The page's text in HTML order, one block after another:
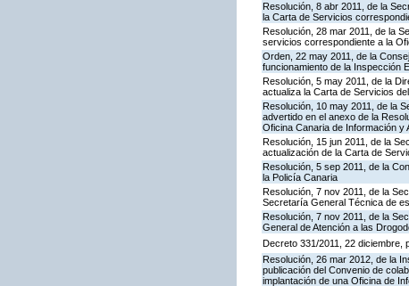
Resolución, 8 abr 2011, de la
la Carta de Servicios
Resolución, 28 mar 2011, de la
servicios correspondiente a la
Orden, 22 may 2011, de la
funcionamiento de la Inspección
Resolución, 5 may 2011, de la
actualiza la Carta de Servicios
Resolución, 10 may 2011, de la
advertido en el anexo de la
Oficina Canaria de Información y
Resolución, 15 jun 2011, de la
actualización de la Carta de
Resolución, 5 sep 2011, de la
la Policía Canaria
Resolución, 7 nov 2011, de la
Secretaría General Técnica de
Resolución, 7 nov 2011, de la
General de Atención a las
Decreto 331/2011, 22
Resolución, 26 mar 2012, de la
publicación del Convenio de
implantación de una Oficina de